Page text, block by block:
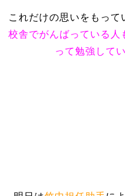
これだけの思いをもって
校舎でがんばっている人
って勉強して